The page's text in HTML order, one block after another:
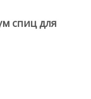
спиц для